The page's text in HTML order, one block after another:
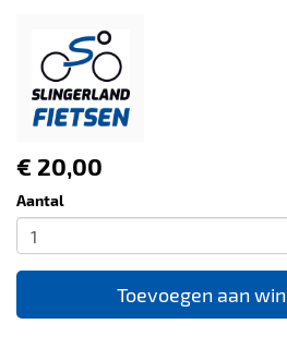
€ 20,00
Aantal
Toevoegen aan